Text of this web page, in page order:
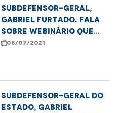
Subdefensor-geral,
Gabriel Furtado, fala
sobre webinário que
está debatendo
08/07/2021
Subdefensor-geral do
Estado, Gabriel